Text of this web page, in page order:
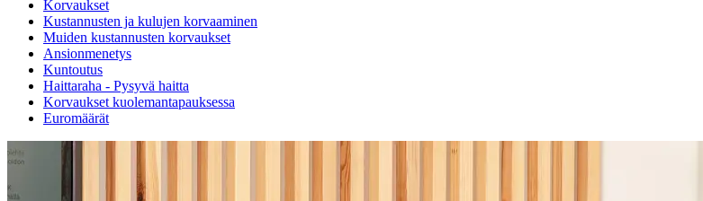
Korvaukset
Kustannusten ja kulujen korvaaminen
Muiden kustannusten korvaukset
Ansionmenetys
Kuntoutus
Haittaraha - Pysyvä haitta
Korvaukset kuolemantapauksessa
Euromäärät